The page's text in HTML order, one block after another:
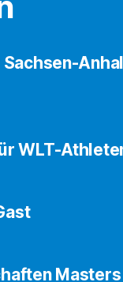
WLT-
Masters